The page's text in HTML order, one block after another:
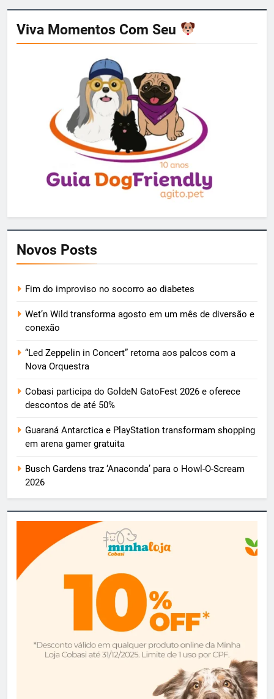
Viva Momentos Com Seu
Novos Posts
Fim do improviso no socorro ao diabetes
Wet’n Wild transforma agosto em um mês de diversão e
conexão
“Led Zeppelin in Concert” retorna aos palcos com a
Nova Orquestra
Cobasi participa do GoldeN GatoFest 2026 e oferece
descontos de até 50%
Guaraná Antarctica e PlayStation transformam shopping
em arena gamer gratuita
Busch Gardens traz ‘Anaconda’ para o Howl-O-Scream
2026